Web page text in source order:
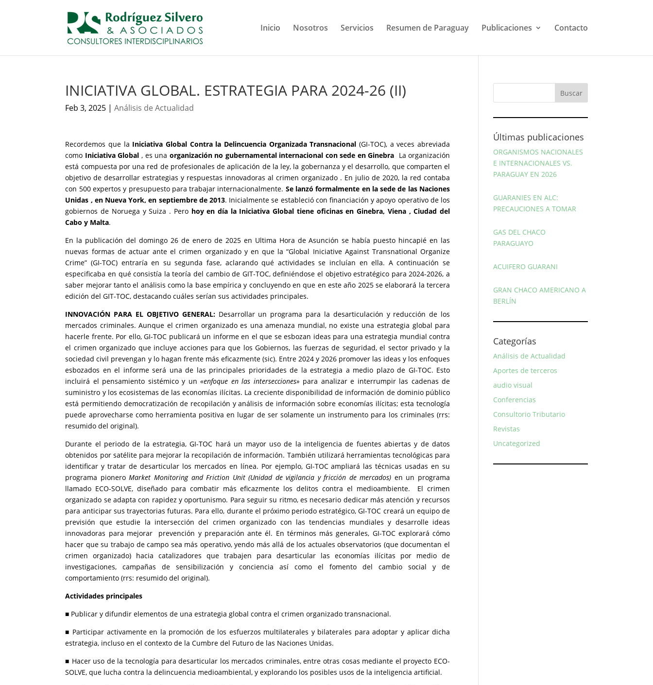
Inicio Nosotros Servicios Resumen de Paraguay Publicaciones Contacto
INICIATIVA GLOBAL. ESTRATEGIA PARA 2024-26 (II)
Feb 3, 2025 |Análisis de Actualidad
Recordemos que la Iniciativa Global Contra la Delincuencia Organizada Transnacional (GI-TOC), a veces abreviada
como Iniciativa Global , es una organización no gubernamental internacional con sede enGinebra La organización
está compuesta por una red de profesionales de aplicación de la ley, la gobernanza y el desarrollo, que comparten el
objetivo de desarrollar estrategias y respuestas innovadoras al crimen organizado . En julio de 2020, la red contaba
con 500 expertos y presupuesto para trabajar internacionalmente. Se lanzó formalmente en lasede de las Naciones
Unidas , en Nueva York, en septiembre de 2013. Inicialmente se estableció con financiación y apoyo operativo de los
gobiernos de Noruega y Suiza . Pero hoy en día la Iniciativa Global tiene oficinas en Ginebra, Viena, Ciudad del
Cabo y Malta.
En la publicación del domingo 26 de enero de 2025 en Ultima Hora de Asunción se había puesto hincapié en las
nuevas formas de actuar ante el crimen organizado y en que la “Global Iniciative Against Transnational Organize
Crime” (GI-TOC) entraría en su segunda fase, aclarando qué actividades se incluían en ella. A continuación se
especificaba en qué consistía la teoría del cambio de GIT-TOC, definiéndose el objetivo estratégico para 2024-2026, a
saber mejorar tanto el análisis como la base empírica y concluyendo en que en este año 2025 se elaborará la tercera
edición del GIT-TOC, destacando cuáles serían sus actividades principales.
INNOVACIÓN PARA EL OBJETIVO GENERAL:Desarrollar un programa para la desarticulación y reducción de los
mercados criminales. Aunque el crimen organizado es una amenaza mundial, no existe una estrategia global para
hacerle frente. Por ello, GI-TOC publicará un informe en el que se esbozan ideas para una estrategia mundial contra
el crimen organizado que incluye acciones para que los Gobiernos, las fuerzas de seguridad, el sector privado y la
sociedad civil prevengan y lo hagan frente más eficazmente (sic). Entre 2024 y 2026 promover las ideas y los enfoques
esbozados en el informe será una de las principales prioridades de la estrategia a medio plazo de GI-TOC. Esto
incluirá el pensamiento sistémico y un«enfoque en las intersecciones» para analizar e interrumpir las cadenas de
suministro y los ecosistemas de las economías ilícitas. La creciente disponibilidad de información de dominio público
está permitiendo democratización de recopilación y análisis de información sobre economías ilícitas; esta tecnología
puede aprovecharse como herramienta positiva en lugar de ser solamente un instrumento para los criminales (rrs:
resumido del original).
Durante el periodo de la estrategia, GI-TOC hará un mayor uso de la inteligencia de fuentes abiertas y de datos
obtenidos por satélite para mejorar la recopilación de información. También utilizará herramientas tecnológicas para
identificar y tratar de desarticular los mercados en línea. Por ejemplo, GI-TOC ampliará las técnicas usadas en su
programa pioneroMarket Monitoring and Friction Unit (Unidad de vigilancia y fricción de mercados) en un programa
llamado ECO-SOLVE, diseñado para combatir más eficazmente los delitos contra el medioambiente. El crimen
organizado se adapta con rapidez y oportunismo. Para seguir su ritmo, es necesario dedicar más atención y recursos
para anticipar sus trayectorias futuras. Para ello, durante el próximo periodo estratégico, GI-TOC creará un equipo de
previsión que estudie la intersección del crimen organizado con las tendencias mundiales y desarrolle ideas
innovadoras para mejorar prevención y preparación ante él. En términos más generales, GI-TOC explorará cómo
hacer que su trabajo de campo sea más operativo, yendo más allá de los actuales observatorios (que documentan el
crimen organizado) hacia catalizadores que trabajen para desarticular las economías ilícitas por medio de
investigaciones, campañas de sensibilización y conciencia así como el fomento del cambio social y de
comportamiento (rrs: resumido del original).
Actividades principales
■ Publicar y difundir elementos de una estrategia global contra el crimen organizado transnacional.
■ Participar activamente en la promoción de los esfuerzos multilaterales y bilaterales para adoptar y aplicar dicha
estrategia, incluso en el contexto de la Cumbre del Futuro de las Naciones Unidas.
■ Hacer uso de la tecnología para desarticular los mercados criminales, entre otras cosas mediante el proyecto ECO-
SOLVE, que lucha contra la delincuencia medioambiental, y explorando los posibles usos de la inteligencia artificial.
Últimas publicaciones
ORGANISMOS NACIONALES
E INTERNACIONALES VS.
PARAGUAY EN 2026
GUARANIES EN ALC:
PRECAUCIONES A TOMAR
GAS DEL CHACO
PARAGUAYO
ACUIFERO GUARANI
GRAN CHACO AMERICANO A
BERLÍN
Categorías
Análisis de Actualidad
Aportes de terceros
audio visual
Conferencias
Consultorio Tributario
Revistas
Uncategorized